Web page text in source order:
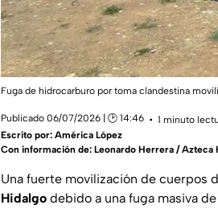
Fuga de hidrocarburo por toma clandestina
Publicado 06/07/2026 | 🕑 14:46
1 minuto
Escrito por: América López
Con información de: Leonardo Herrera / Azteca
Una fuerte movilización de cuerpos
Hidalgo debido a una fuga masiva